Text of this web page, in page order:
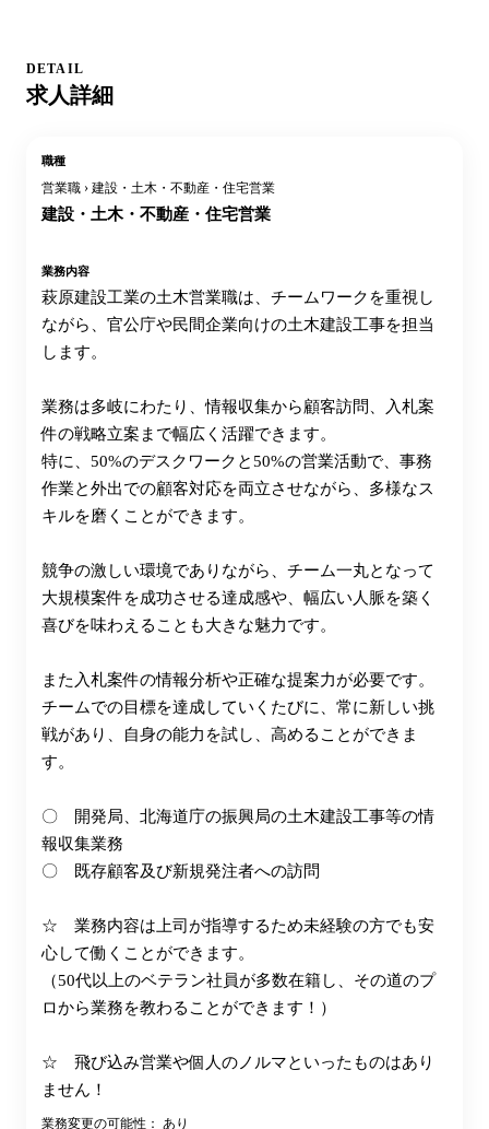
DETAIL
求人詳細
職種
営業職 › 建設・土木・不動産・住宅営業
建設・土木・不動産・住宅営業
業務内容
萩原建設工業の土木営業職は、チームワークを重視し
ながら、官公庁や民間企業向けの土木建設工事を担当
します。
業務は多岐にわたり、情報収集から顧客訪問、入札案
件の戦略立案まで幅広く活躍できます。
特に、50%のデスクワークと50%の営業活動で、事務
作業と外出での顧客対応を両立させながら、多様なス
キルを磨くことができます。
競争の激しい環境でありながら、チーム一丸となって
大規模案件を成功させる達成感や、幅広い人脈を築く
喜びを味わえることも大きな魅力です。
また入札案件の情報分析や正確な提案力が必要です。
チームでの目標を達成していくたびに、常に新しい挑
戦があり、自身の能力を試し、高めることができま
す。
〇 開発局、北海道庁の振興局の土木建設工事等の情
報収集業務
〇 既存顧客及び新規発注者への訪問
☆ 業務内容は上司が指導するため未経験の方でも安
心して働くことができます。
（50代以上のベテラン社員が多数在籍し、その道のプ
ロから業務を教わることができます！）
☆ 飛び込み営業や個人のノルマといったものはあり
ません！
業務変更の可能性： あり